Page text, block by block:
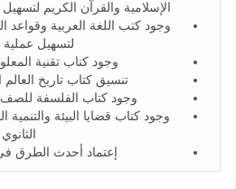
الإسلامية والقرآن الكريم
وجود كتب اللغة العربية
لتسهيل عملية
وجود كتاب تقنية
تنسيق كتاب تاريخ
وجود كتاب الفلسفة للصف
وجود كتاب قضايا البيئة
إعتماد أحدث الطرق